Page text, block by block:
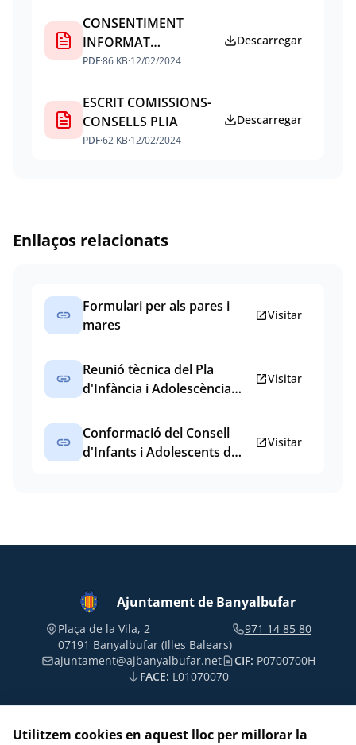
CONSENTIMENT
INFORMAT
BANYALBUFAR PLIA
PDF·86 KB·12/02/2024
Descarregar
ESCRIT COMISSIONS-
CONSELLS PLIA
PDF·62 KB·12/02/2024
Descarregar
Enllaços relacionats
link
Formulari per als pares i
mares
open_in_newVisitar
link
Reunió tècnica del Pla
d'Infància i Adolescència
open_in_newVisitar
link
Conformació del Consell
d'Infants i Adolescents de
open_in_newVisitar
Ajuntament de Banyalbufar
Plaça de la Vila, 2
07191 Banyalbufar (Illes Balears)
971 14 85 80
ajuntament@ajbanyalbufar.net CIF: P0700700H
FACE: L01070070
Utilitzem cookies en aquest lloc per millorar la